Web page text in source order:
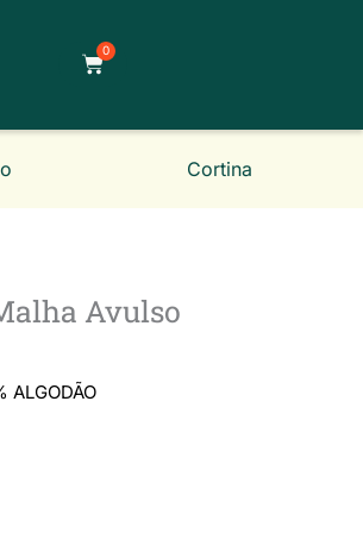
0
Carrinho
Cortina
Avulso
ALGODÃO